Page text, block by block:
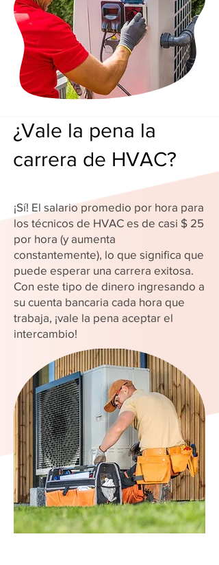
¿Vale la pena la
carrera de HVAC?
¡Sí! El salario promedio por hora para
los técnicos de HVAC es de casi $ 25
por hora (y aumenta
constantemente), lo que significa que
puede esperar una carrera exitosa.
Con este tipo de dinero ingresando a
su cuenta bancaria cada hora que
trabaja, ¡vale la pena aceptar el
intercambio!